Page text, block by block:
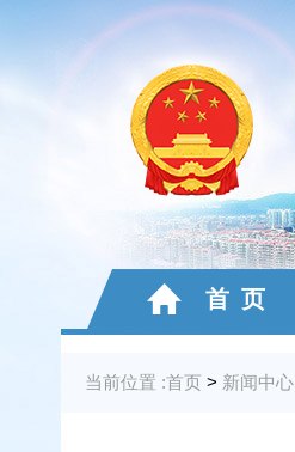
首 页
当前位置 :首页 > 新闻中心